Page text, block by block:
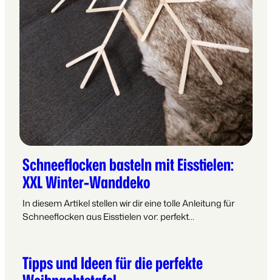
Schneeflocken basteln mit Eisstielen:
XXL Winter-Wanddeko
In diesem Artikel stellen wir dir eine tolle Anleitung für
Schneeflocken aus Eisstielen vor: perfekt…
Tipps und Ideen für die perfekte